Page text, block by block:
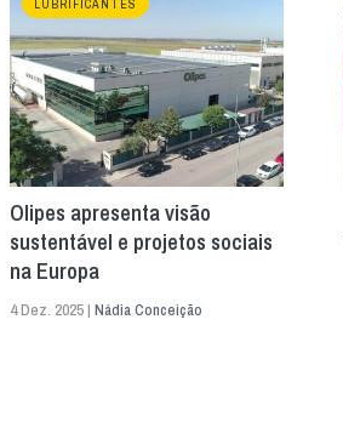
LUBRIFICANTES
Olipes apresenta visão
sustentável e projetos sociais
na Europa
4 Dez. 2025 | Nádia Conceição